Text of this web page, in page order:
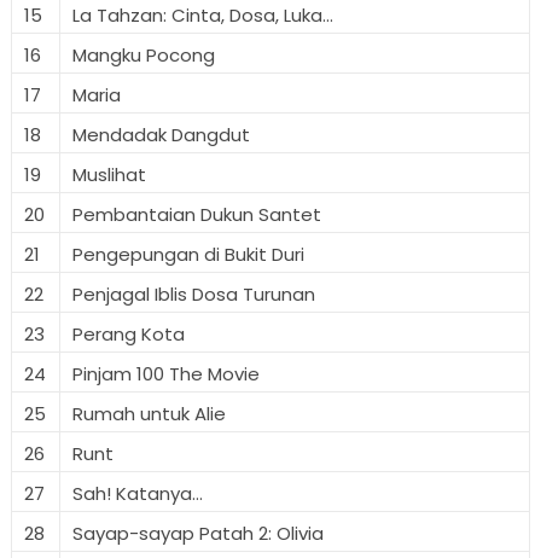
15
La Tahzan: Cinta, Dosa, Luka...
16
Mangku Pocong
17
Maria
18
Mendadak Dangdut
19
Muslihat
20
Pembantaian Dukun Santet
21
Pengepungan di Bukit Duri
22
Penjagal Iblis Dosa Turunan
23
Perang Kota
24
Pinjam 100 The Movie
25
Rumah untuk Alie
26
Runt
27
Sah! Katanya...
28
Sayap-sayap Patah 2: Olivia